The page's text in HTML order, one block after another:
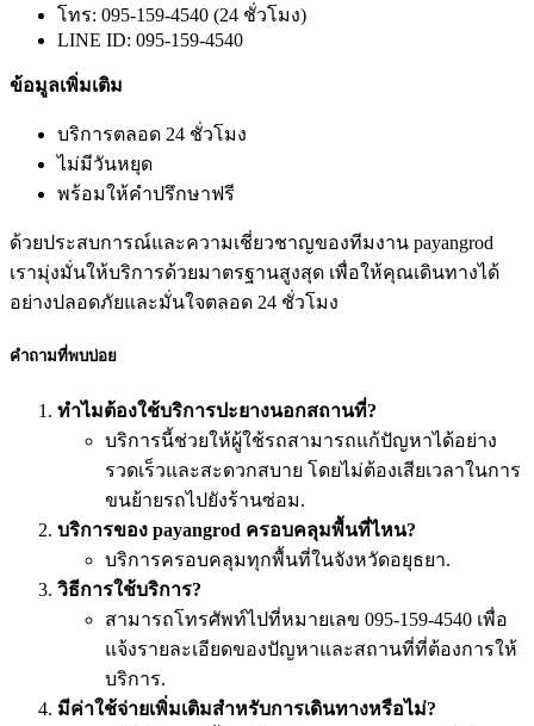
โทร: 095-159-4540 (24 ชั่วโมง)
LINE ID: 095-159-4540
ข้อมูลเพิ่มเติม
บริการตลอด 24 ชั่วโมง
ไม่มีวันหยุด
พร้อมให้คำปรึกษาฟรี
ด้วยประสบการณ์และความเชี่ยวชาญของทีมงาน payangrod
เรามุ่งมั่นให้บริการด้วยมาตรฐานสูงสุด เพื่อให้คุณเดินทางได้
อย่างปลอดภัยและมั่นใจตลอด 24 ชั่วโมง
คำถามที่พบบ่อย
ทำไมต้องใช้บริการปะยางนอกสถานที่?
บริการนี้ช่วยให้ผู้ใช้รถสามารถแก้ปัญหาได้อย่าง
รวดเร็วและสะดวกสบาย โดยไม่ต้องเสียเวลาในการ
ขนย้ายรถไปยังร้านซ่อม.
บริการของ payangrod ครอบคลุมพื้นที่ไหน?
บริการครอบคลุมทุกพื้นที่ในจังหวัดอยุธยา.
วิธีการใช้บริการ?
สามารถโทรศัพท์ไปที่หมายเลข 095-159-4540 เพื่อ
แจ้งรายละเอียดของปัญหาและสถานที่ที่ต้องการให้
บริการ.
มีค่าใช้จ่ายเพิ่มเติมสำหรับการเดินทางหรือไม่?